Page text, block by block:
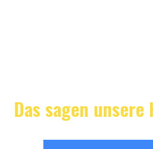
Das sagen unsere